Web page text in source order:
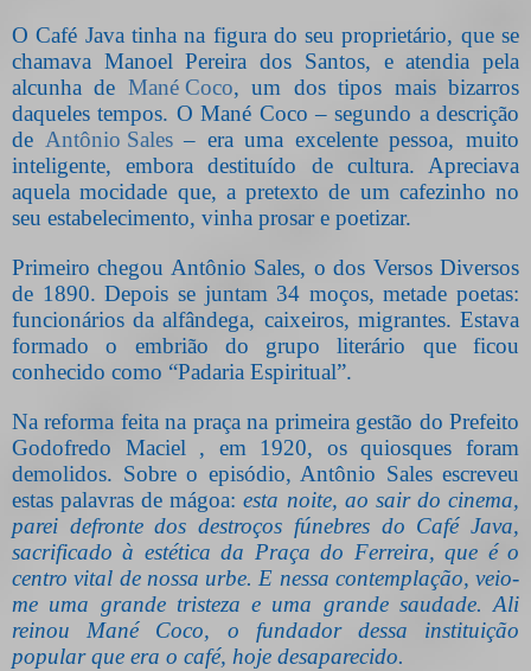
O Café Java tinha na figura do seu proprietário, que se
chamava Manoel Pereira dos Santos, e atendia pela
alcunha de Mané Coco, um dos tipos mais bizarros
daqueles tempos. O Mané Coco – segundo a descrição
de Antônio Sales– era uma excelente pessoa, muito
inteligente, embora destituído de cultura. Apreciava
aquela mocidade que, a pretexto de um cafezinho no
seu estabelecimento, vinha prosar e poetizar.
Primeiro chegou Antônio Sales, o dos Versos Diversos
de 1890. Depois se juntam 34 moços, metade poetas:
funcionários da alfândega, caixeiros, migrantes. Estava
formado o embrião do grupo literário que ficou
conhecido como “Padaria Espiritual”.
Na reforma feita na praça na primeira gestão do Prefeito
Godofredo Maciel , em 1920, os quiosques foram
demolidos. Sobre o episódio, Antônio Sales escreveu
estas palavras de mágoa:esta noite, ao sair do cinema,
parei defronte dos destroços fúnebres do Café Java,
sacrificado à estética da Praça do Ferreira, que é o
centro vital de nossa urbe. E nessa contemplação, veio-
me uma grande tristeza e uma grande saudade. Ali
reinou Mané Coco, o fundador dessa instituição
popular que era o café, hoje desaparecido.